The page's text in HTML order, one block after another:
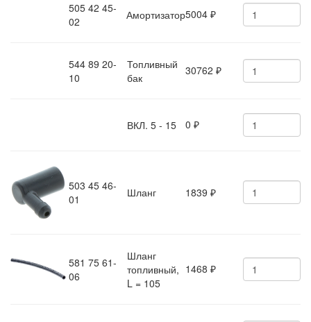
505 42 45-
02
Амортизатор5004 ₽
544 89 20-
10
Топливный
бак
30762 ₽
ВКЛ. 5 - 15 0 ₽
503 45 46-
01
Шланг 1839 ₽
581 75 61-
06
Шланг
топливный,
L = 105
1468 ₽